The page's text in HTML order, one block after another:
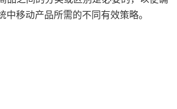
中移动产品所需的不同有效策略。